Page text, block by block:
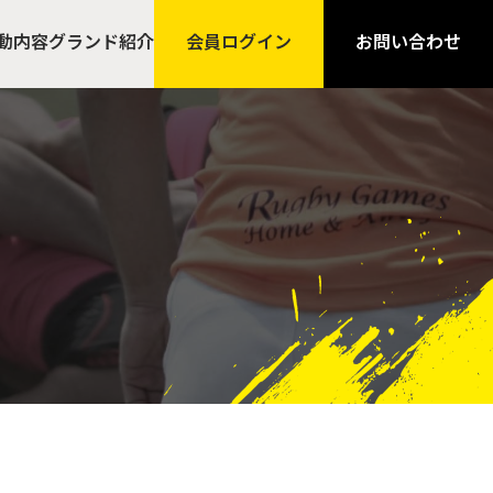
内容グランド紹介 会員ログイン お問い合わせ